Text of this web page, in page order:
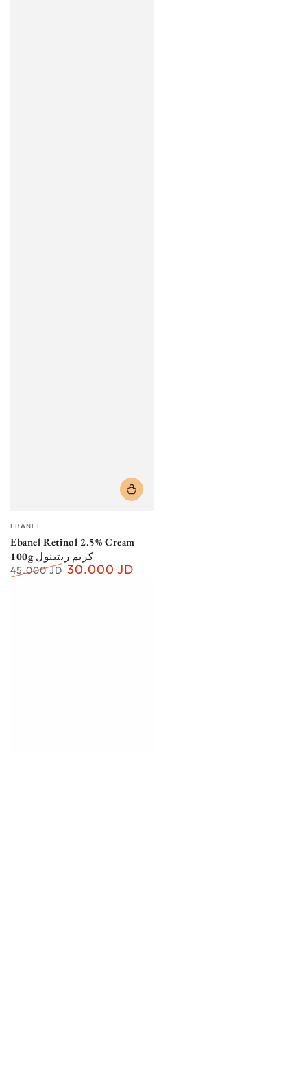
Vendor:
EBANEL
Ebanel Retinol 2.5% Cream
100g كريم ريتينول
45.000 JD 30.000 JD